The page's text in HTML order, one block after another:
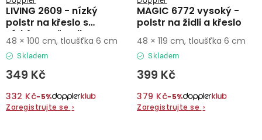
LIVING 2609 - nízký
polstr na křeslo s
nízkým opěradlem
Skladem
349 Kč
332 Kč−5%
Zaregistrujte se ›
48 × 100 cm, tloušťka 6 cm
MAGIC 6772 vysoký -
polstr na židli a křeslo
Skladem
399 Kč
379 Kč−5%
Zaregistrujte se ›
48 × 119 cm, tloušťka 6 cm